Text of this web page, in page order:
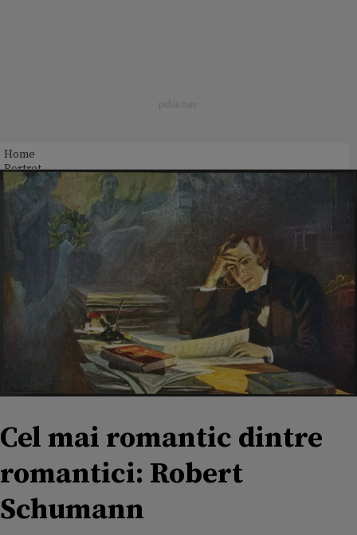
Home
Portret
Cel mai romantic dintre
romantici: Robert
Schumann